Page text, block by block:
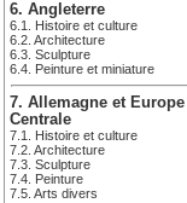
6. Angleterre
6.1. Histoire et culture
6.2. Architecture
6.3. Sculpture
6.4. Peinture et miniature
7. Allemagne et Europe
Centrale
7.1. Histoire et culture
7.2. Architecture
7.3. Sculpture
7.4. Peinture
7.5. Arts divers